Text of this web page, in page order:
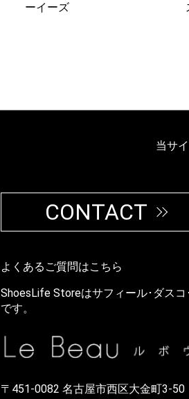
ーイーズ
当サ
CONTACT
よくあるご質問はこちら
ShoesLife Storeはサフィール･ダス
です。
〒451-0082 名古屋市西区大金町3-50